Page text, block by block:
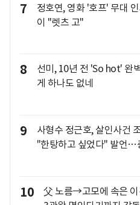
7
정호연, 영화 '호프' 무대
이 "렛츠 고"
8
선미, 10년 전 'So hot' 완
게 하나도 없네
9
사형수 정근호, 살인사건
"한탕하고 싶었다" 발언…
10
父 노름→고모에 속은 이